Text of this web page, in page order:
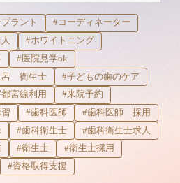
ラント
#コーディネーター
#ホワイトニング
#医院見学ok
呂 衛生士
#子どもの歯のケア
宮線利用
#来院予約
#歯科医師
#歯科医師 採用
#歯科衛生士
#歯科衛生士求人
#衛生士
#衛生士採用
#資格取得支援